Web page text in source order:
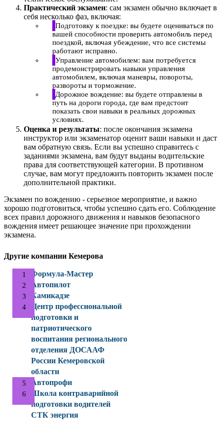
Практический экзамен: сам экзамен обычно включает в
себя несколько фаз, включая:
Подготовку к поездке: вы будете оцениваться по
вашей способности проверить автомобиль перед
поездкой, включая убеждение, что все системы
работают исправно.
Управление автомобилем: вам потребуется
продемонстрировать навыки управления
автомобилем, включая маневры, повороты,
развороты и торможение.
Дорожное вождение: вы будете отправлены в
путь на дороги города, где вам предстоит
показать свои навыки в реальных дорожных
условиях.
Оценка и результаты: после окончания экзамена
инструктор или экзаменатор оценит ваши навыки и даст
вам обратную связь. Если вы успешно справитесь с
заданиями экзамена, вам будут выданы водительские
права для соответствующей категории. В противном
случае, вам могут предложить повторить экзамен после
дополнительной практики.
Экзамен по вождению - серьезное мероприятие, и важно
хорошо подготовиться, чтобы успешно сдать его. Соблюдение
всех правил дорожного движения и навыков безопасного
вождения имеет решающее значение при прохождении
экзамена.
Другие компании Кемерова
Формула-Мастер
Автопилот
Камикадзе
Центр профессиональной
подготовки и
патриотического
воспитания регионального
отделения ДОСААФ
России Кемеровской
области
Автопрофи
Школа контраварийной
подготовки водителей
СТК энергия